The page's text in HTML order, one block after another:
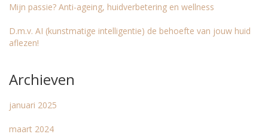
Mijn passie? Anti-ageing, huidverbetering en wellness
D.m.v. AI (kunstmatige intelligentie) de behoefte van jouw huid
aflezen!
Archieven
januari 2025
maart 2024